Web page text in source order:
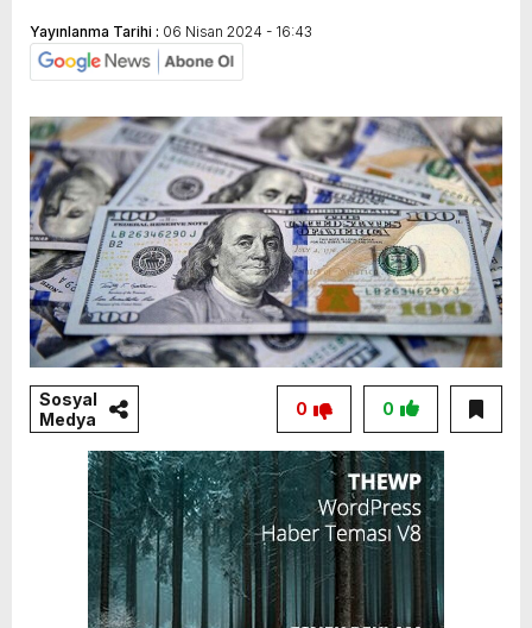
Yayınlanma Tarihi : 06 Nisan 2024 - 16:43
Sosyal
Medya
0
0